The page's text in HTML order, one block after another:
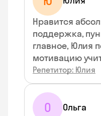
Нравится
поддержка,
главное, Юлия
мотивацию
Репетитор: Юлия
О Ольга